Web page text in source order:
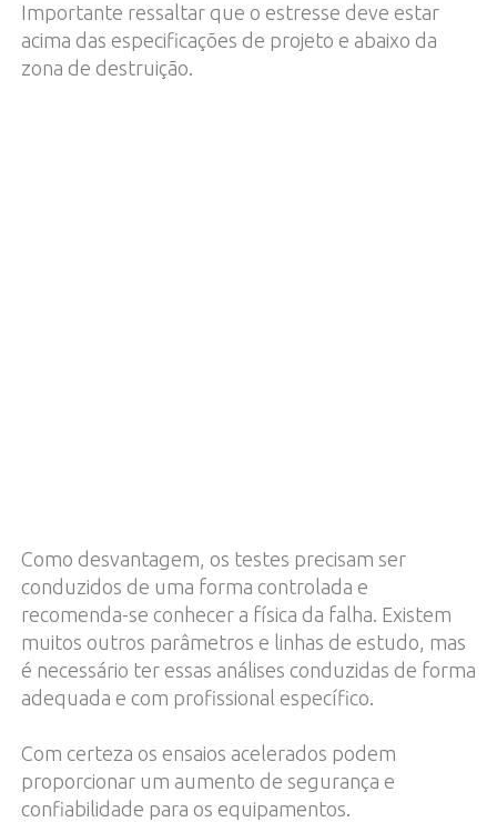
Importante ressaltar que o estresse deve estar
acima das especificações de projeto e abaixo da
zona de destruição.
Como desvantagem, os testes precisam ser
conduzidos de uma forma controlada e
recomenda-se conhecer a física da falha. Existem
muitos outros parâmetros e linhas de estudo, mas
é necessário ter essas análises conduzidas de forma
adequada e com profissional específico.
Com certeza os ensaios acelerados podem
proporcionar um aumento de segurança e
confiabilidade para os equipamentos.